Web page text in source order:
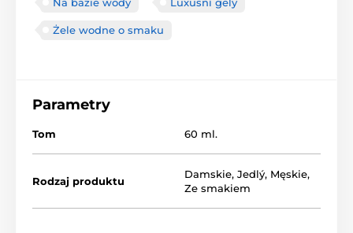
Żele wodne o smaku
Parametry
Tom 60 ml.
Rodzaj produktu
Damskie, Jedlý, Męskie,
Ze smakiem